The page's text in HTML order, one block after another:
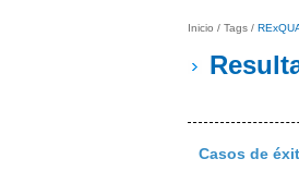
Inicio / Tags /
Casos de